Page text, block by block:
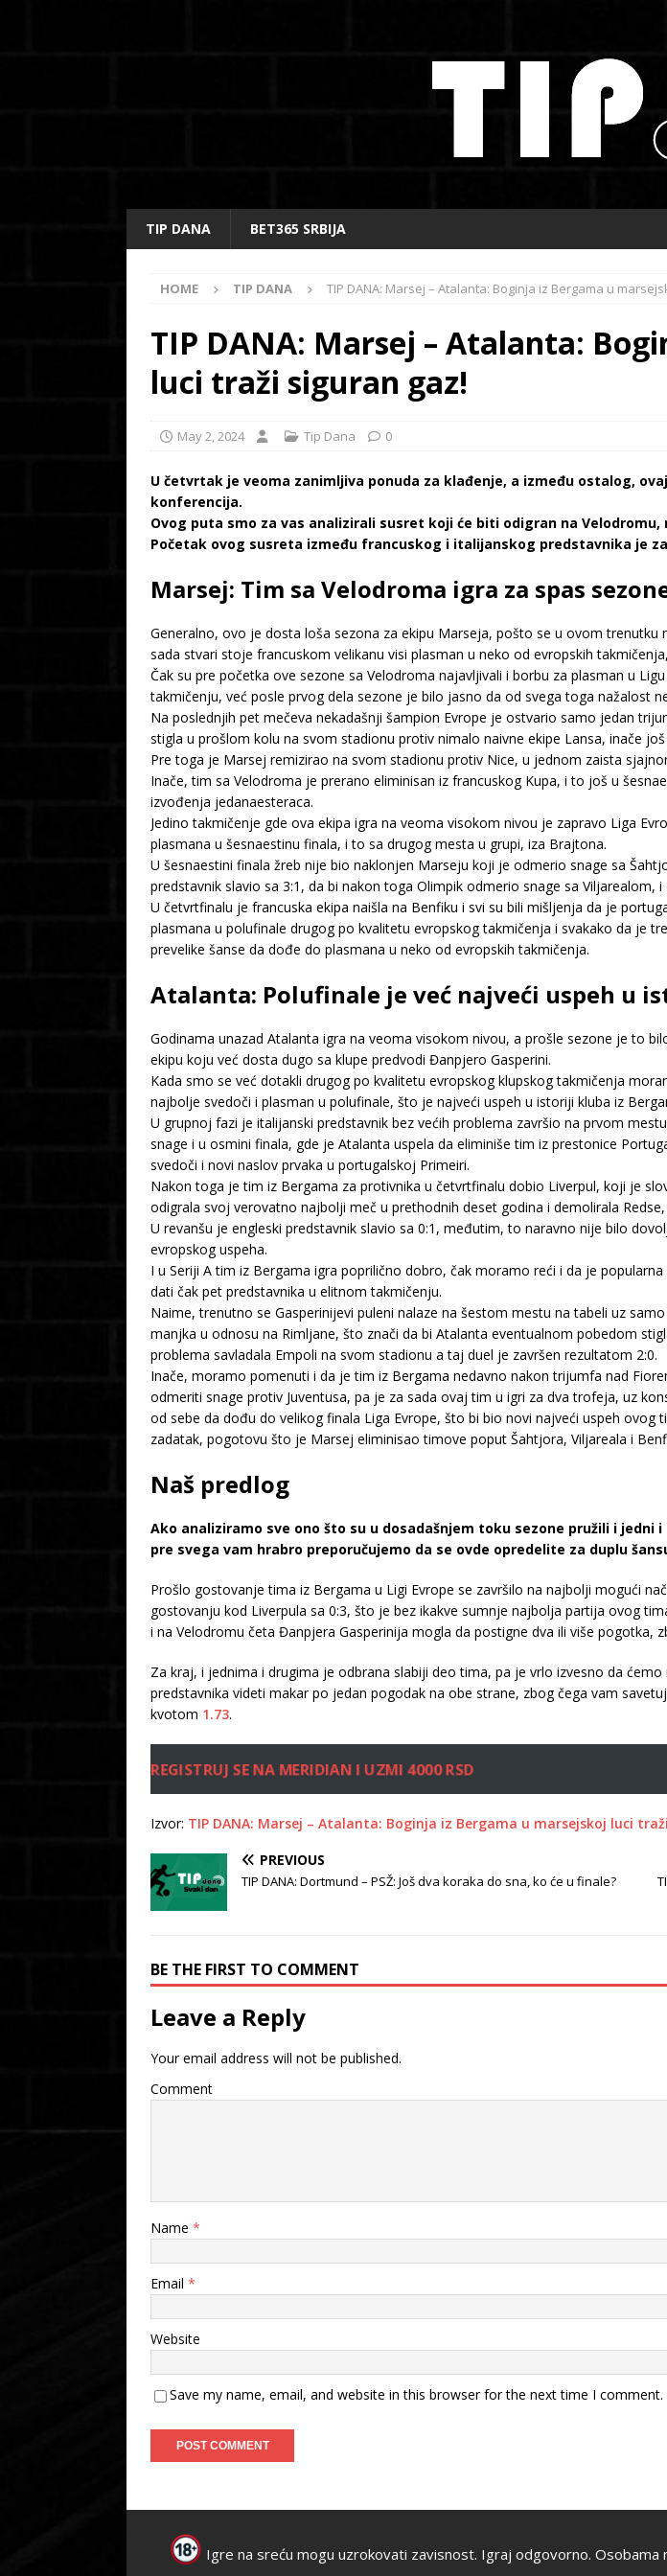
TIP DANA BET365 SRBIJA
HOME TIP DANA TIP DANA: Marsej – Atalanta: Boginja iz Bergama u
TIP DANA: Marsej – Atalanta:
luci traži siguran gaz!
May 2, 2024 Tip Dana 0
U četvrtak je veoma zanimljiva ponuda za klađenje, a između ostalog,
konferencija.
Ovog puta smo za vas analizirali susret koji će biti odigran na
Početak ovog susreta između francuskog i italijanskog predstavnika je
Marsej: Tim sa Velodroma igra za spas
Generalno, ovo je dosta loša sezona za ekipu Marseja, pošto se u ovom
sada stvari stoje francuskom velikanu visi plasman u neko od evropskih
Čak su pre početka ove sezone sa Velodroma najavljivali i borbu za plasman u
takmičenju, već posle prvog dela sezone je bilo jasno da od svega toga nažalost
Na poslednjih pet mečeva nekadašnji šampion Evrope je ostvario samo jedan
stigla u prošlom kolu na svom stadionu protiv nimalo naivne ekipe Lansa, inače
Pre toga je Marsej remizirao na svom stadionu protiv Nice, u jednom zaista
Inače, tim sa Velodroma je prerano eliminisan iz francuskog Kupa, i to još u
izvođenja jedanaesteraca.
Jedino takmičenje gde ova ekipa igra na veoma visokom nivou je zapravo Liga
plasmana u šesnaestinu finala, i to sa drugog mesta u grupi, iza Brajtona.
U šesnaestini finala žreb nije bio naklonjen Marseju koji je odmerio snage sa
predstavnik slavio sa 3:1, da bi nakon toga Olimpik odmerio snage sa Viljarealom,
U četvrtfinalu je francuska ekipa naišla na Benfiku i svi su bili mišljenja da je
plasmana u polufinale drugog po kvalitetu evropskog takmičenja i svakako da je
prevelike šanse da dođe do plasmana u neko od evropskih takmičenja.
Atalanta: Polufinale je već najveći uspeh u
Godinama unazad Atalanta igra na veoma visokom nivou, a prošle sezone je to
ekipu koju već dosta dugo sa klupe predvodi Đanpjero Gasperini.
Kada smo se već dotakli drugog po kvalitetu evropskog klupskog takmičenja
najbolje svedoči i plasman u polufinale, što je najveći uspeh u istoriji kluba iz
U grupnoj fazi je italijanski predstavnik bez većih problema završio na prvom
snage i u osmini finala, gde je Atalanta uspela da eliminiše tim iz prestonice
svedoči i novi naslov prvaka u portugalskoj Primeiri.
Nakon toga je tim iz Bergama za protivnika u četvrtfinalu dobio Liverpul, koji je
odigrala svoj verovatno najbolji meč u prethodnih deset godina i demolirala
U revanšu je engleski predstavnik slavio sa 0:1, međutim, to naravno nije bilo
evropskog uspeha.
I u Seriji A tim iz Bergama igra poprilično dobro, čak moramo reći i da je
dati čak pet predstavnika u elitnom takmičenju.
Naime, trenutno se Gasperinijevi puleni nalaze na šestom mestu na tabeli uz
manjka u odnosu na Rimljane, što znači da bi Atalanta eventualnom pobedom
problema savladala Empoli na svom stadionu a taj duel je završen rezultatom 2:0.
Inače, moramo pomenuti i da je tim iz Bergama nedavno nakon trijumfa nad
odmeriti snage protiv Juventusa, pa je za sada ovaj tim u igri za dva trofeja, uz
od sebe da dođu do velikog finala Liga Evrope, što bi bio novi najveći uspeh
zadatak, pogotovu što je Marsej eliminisao timove poput Šahtjora, Viljareala i
Naš predlog
Ako analiziramo sve ono što su u dosadašnjem toku sezone pružili i
pre svega vam hrabro preporučujemo da se ovde opredelite za duplu
Prošlo gostovanje tima iz Bergama u Ligi Evrope se završilo na najbolji mogući
gostovanju kod Liverpula sa 0:3, što je bez ikakve sumnje najbolja partija ovog
i na Velodromu četa Đanpjera Gasperinija mogla da postigne dva ili više pogotka,
Za kraj, i jednima i drugima je odbrana slabiji deo tima, pa je vrlo izvesno da
predstavnika videti makar po jedan pogodak na obe strane, zbog čega vam
kvotom 1.73.
REGISTRUJ SE NA MERIDIAN I UZMI 4000 RSD
Izvor: TIP DANA: Marsej – Atalanta: Boginja iz Bergama u marsejskoj luci
PREVIOUS
TIP DANA: Dortmund – PSŽ: Još dva koraka do sna, ko će u finale?
BE THE FIRST TO COMMENT
Leave a Reply
Your email address will not be published.
Comment
Name *
Email *
Website
Save my name, email, and website in this browser for the next time I comment.
Igre na sreću mogu uzrokovati zavisnost. Igraj odgovorno.